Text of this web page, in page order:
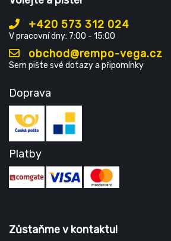
+420 573 312 024
V pracovní dny: 7:00 - 15:00
obchod@rempo-vega.cz
Sem pište své dotazy a připomínky
Doprava
Platby
Zůstaňme v kontaktu!